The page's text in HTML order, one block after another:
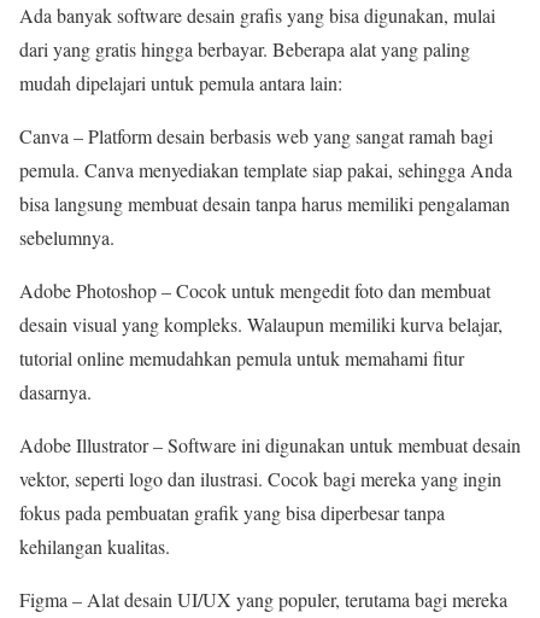
Ada banyak software desain grafis yang bisa digunakan, mulai
dari yang gratis hingga berbayar. Beberapa alat yang paling
mudah dipelajari untuk pemula antara lain:
Canva – Platform desain berbasis web yang sangat ramah bagi
pemula. Canva menyediakan template siap pakai, sehingga Anda
bisa langsung membuat desain tanpa harus memiliki pengalaman
sebelumnya.
Adobe Photoshop – Cocok untuk mengedit foto dan membuat
desain visual yang kompleks. Walaupun memiliki kurva belajar,
tutorial online memudahkan pemula untuk memahami fitur
dasarnya.
Adobe Illustrator – Software ini digunakan untuk membuat desain
vektor, seperti logo dan ilustrasi. Cocok bagi mereka yang ingin
fokus pada pembuatan grafik yang bisa diperbesar tanpa
kehilangan kualitas.
Figma – Alat desain UI/UX yang populer, terutama bagi mereka